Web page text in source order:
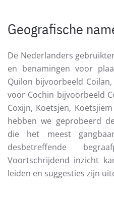
Geografische
De Nederlanders
en benamingen voor
Quilon bijvoorbeeld
voor Cochin bijvoorbeeld
Coxijn, Koetsjen,
hebben we geprobeerd
die het meest
desbetreffende
Voortschrijdend inzicht
leiden en suggesties zijn